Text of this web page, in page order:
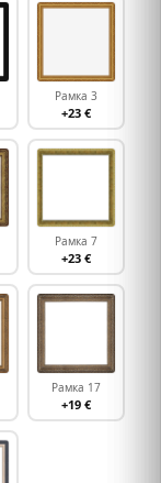
Рамка 3
+23 €
Рамка 7
+23 €
Рамка 17
+19 €